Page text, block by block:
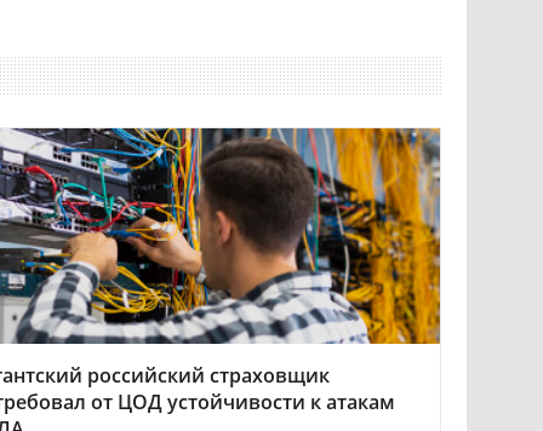
российский страховщик
от ЦОД устойчивости к атакам